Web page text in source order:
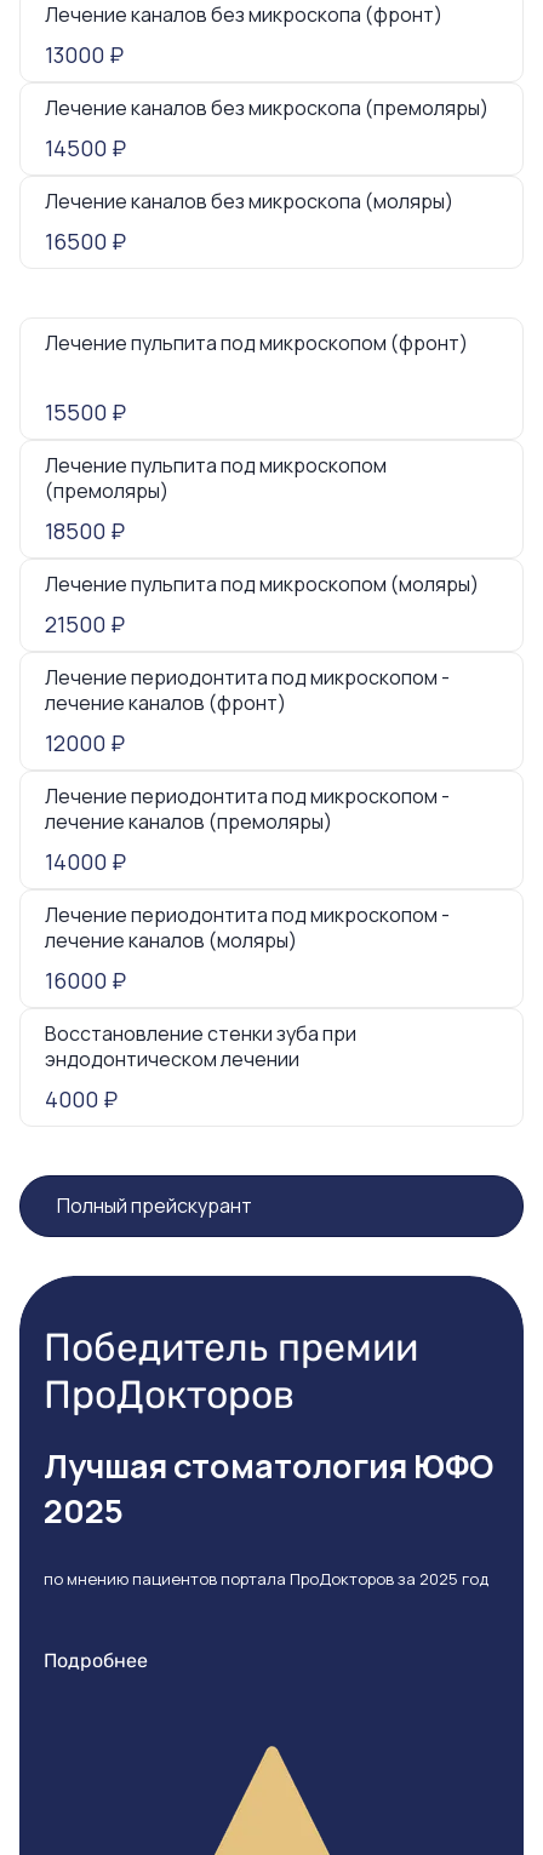
Лечение каналов без микроскопа (фронт)
13000 ₽
Лечение каналов без микроскопа (премоляры)
14500 ₽
Лечение каналов без микроскопа (моляры)
16500 ₽
Лечение пульпита под микроскопом (фронт)
15500 ₽
Лечение пульпита под микроскопом
(премоляры)
18500 ₽
Лечение пульпита под микроскопом (моляры)
21500 ₽
Лечение периодонтита под микроскопом -
лечение каналов (фронт)
12000 ₽
Лечение периодонтита под микроскопом -
лечение каналов (премоляры)
14000 ₽
Лечение периодонтита под микроскопом -
лечение каналов (моляры)
16000 ₽
Восстановление стенки зуба при
эндодонтическом лечении
4000 ₽
Полный прейскурант
Победитель премии
ПроДокторов
Лучшая стоматология ЮФО
2025
по мнению пациентов портала ПроДокторов за 2025 год
Подробнее